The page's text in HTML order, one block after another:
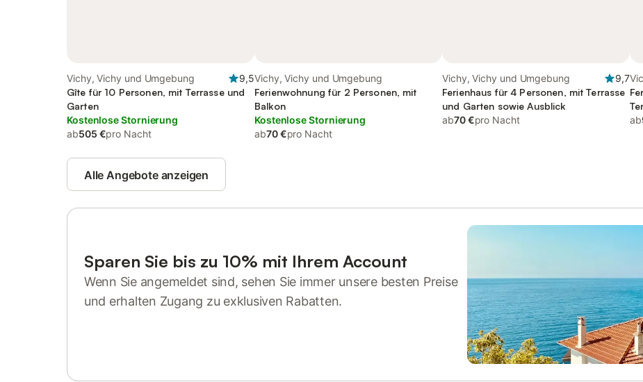
Vichy, Vichy und Umgebung
9,5
Gîte für 10 Personen, mit Terrasse und
Garten
Kostenlose Stornierung
ab505 €pro Nacht
Vichy, Vichy und Umgebung
Ferienwohnung für 2 Personen, mit
Balkon
Kostenlose Stornierung
ab70 €pro Nacht
Vichy, Vichy und Umgebung
9,7
Ferienhaus für 4 Personen, mit Terrasse
und Garten sowie Ausblick
ab70 €pro Nacht
ab
Alle Angebote anzeigen
Sparen Sie bis zu 10% mit Ihrem Account
Wenn Sie angemeldet sind, sehen Sie immer unsere besten Preise
und erhalten Zugang zu exklusiven Rabatten.